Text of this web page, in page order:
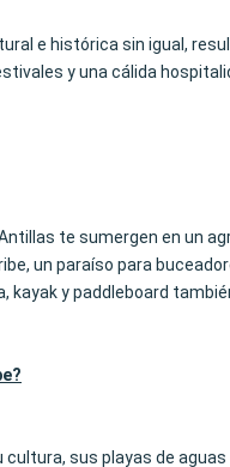
e histórica sin igual,
y una cálida
te sumergen en un
un paraíso para
kayak y paddleboard
sus playas de